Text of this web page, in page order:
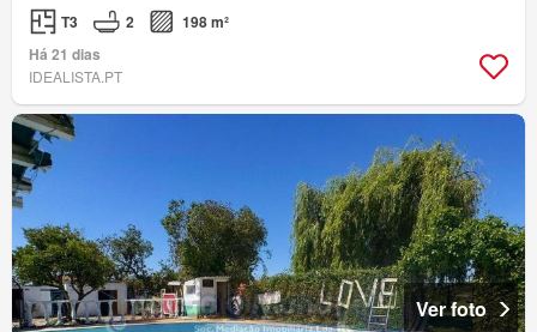
T3 2
198 m²
Há 21 dias
IDEALISTA.PT
Ver foto